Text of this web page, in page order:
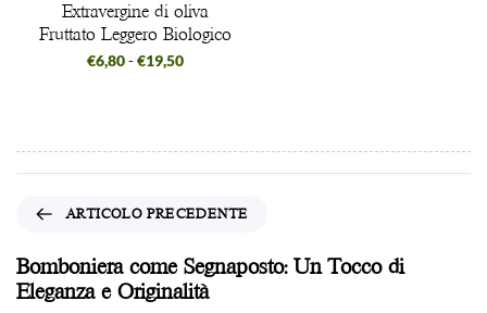
Extravergine di oliva
Fruttato Leggero Biologico
€6,80-€19,50
ARTICOLO PRECEDENTE
Bomboniera come Segnaposto: Un Tocco di
Eleganza e Originalità